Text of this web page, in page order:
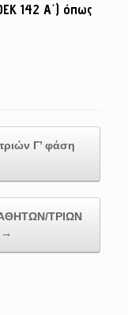
142 Α΄) όπως
Γ’ φάση
ΤΡΙΩΝ
→